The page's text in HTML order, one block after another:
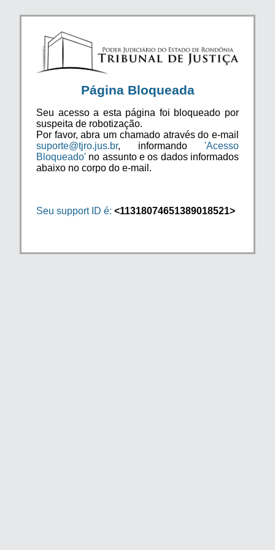
Página Bloqueada
Seu acesso a esta página foi bloqueado por
suspeita de robotização.
Por favor, abra um chamado através do e-mail
suporte@tjro.jus.br, informando 'Acesso
Bloqueado' no assunto e os dados informados
abaixo no corpo do e-mail.
Seu support ID é: <11318074651389018521>